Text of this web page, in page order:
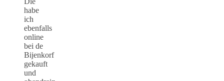
habe
ich
ebenfalls
online
bei de
Bijenkorf
gekauft
und